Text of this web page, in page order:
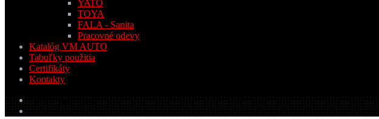
YATO
TOYA
FALA - Sanita
Pracovné odevy
Katalóg VM AUTO
Tabuľky použitia
Certifikáty
Kontakty
0.00 € 0 produktov